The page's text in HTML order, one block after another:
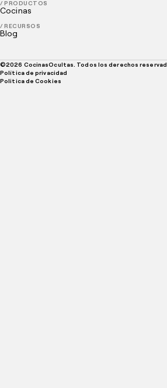
/ PRODUCTOS
Cocinas
/ RECURSOS
Blog
©2026 CocinasOcultas. Todos los derechos
Política de privacidad
Politica de Cookies